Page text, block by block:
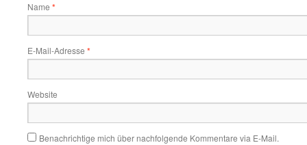
Name *
E-Mail-Adresse *
Website
Benachrichtige mich über nachfolgende Kommentare via E-Mail.